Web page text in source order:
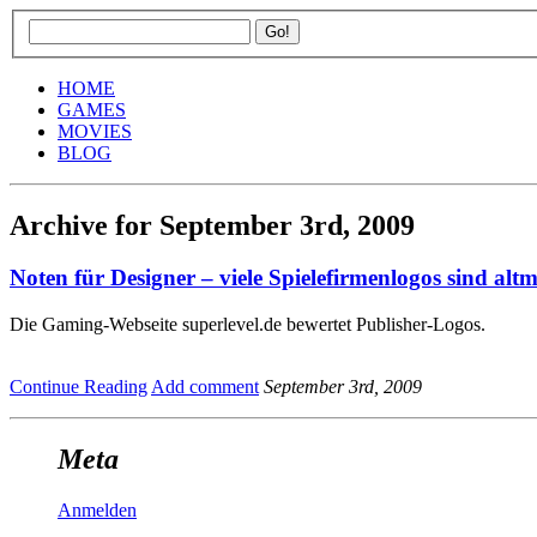
HOME
GAMES
MOVIES
BLOG
Archive for September 3rd, 2009
Noten für Designer – viele Spielefirmenlogos sind
Die Gaming-Webseite superlevel.de bewertet Publisher-Logos.
Continue Reading Add comment September 3rd, 2009
Meta
Anmelden